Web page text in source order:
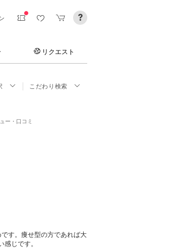
リクエスト
こだわり検索
ー・口コミ
す。痩せ型の方であれば大
じです。